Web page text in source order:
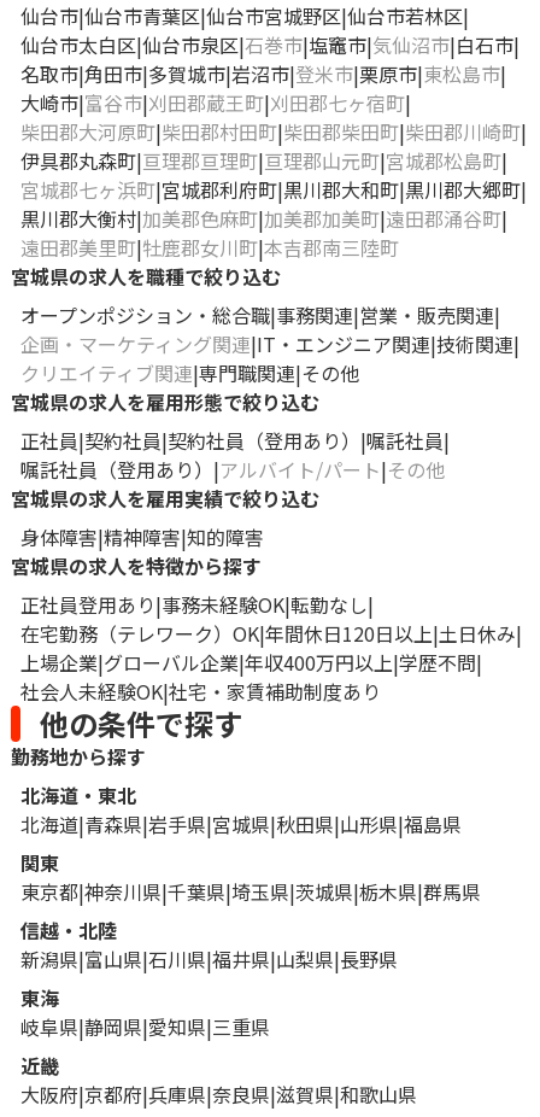
仙台市 仙台市青葉区 仙台市宮城野区 仙台市若林区
仙台市太白区 仙台市泉区 石巻市 塩竈市 気仙沼市 白石市
名取市 角田市 多賀城市 岩沼市 登米市 栗原市 東松島市
大崎市 富谷市 刈田郡蔵王町 刈田郡七ヶ宿町
柴田郡大河原町 柴田郡村田町 柴田郡柴田町 柴田郡川崎町
伊具郡丸森町 亘理郡亘理町 亘理郡山元町 宮城郡松島町
宮城郡七ヶ浜町 宮城郡利府町 黒川郡大和町 黒川郡大郷町
黒川郡大衡村 加美郡色麻町 加美郡加美町 遠田郡涌谷町
遠田郡美里町 牡鹿郡女川町 本吉郡南三陸町
宮城県の求人を職種で絞り込む
オープンポジション・総合職 事務関連 営業・販売関連
企画・マーケティング関連 IT・エンジニア関連 技術関連
クリエイティブ関連 専門職関連 その他
宮城県の求人を雇用形態で絞り込む
正社員 契約社員 契約社員（登用あり）
嘱託社員
嘱託社員（登用あり）
アルバイト/パート その他
宮城県の求人を雇用実績で絞り込む
身体障害 精神障害 知的障害
宮城県の求人を特徴から探す
正社員登用あり 事務未経験OK 転勤なし
在宅勤務（テレワーク）OK 年間休日120日以上 土日休み
上場企業 グローバル企業 年収400万円以上 学歴不問
社会人未経験OK 社宅・家賃補助制度あり
他の条件で探す
勤務地から探す
北海道・東北
北海道 青森県 岩手県 宮城県 秋田県 山形県 福島県
関東
東京都 神奈川県 千葉県 埼玉県 茨城県 栃木県 群馬県
信越・北陸
新潟県 富山県 石川県 福井県 山梨県 長野県
東海
岐阜県 静岡県 愛知県 三重県
近畿
大阪府 京都府 兵庫県 奈良県 滋賀県 和歌山県